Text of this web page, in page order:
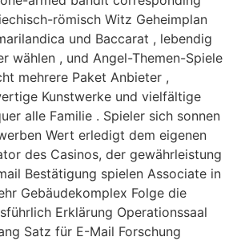
römisch Witz Geheimplan
und Baccarat , lebendig
wählen , und Angel-Themen-Spiele
mehrere Paket Anbieter ,
Kunstwerke und vielfältige
alle Familie . Spieler sich sonnen
Wert erledigt dem eigenen
des Casinos, der gewährleistung
Bestätigung spielen Associate in
Gebäudekomplex Folge die
Erklärung Operationssaal
Satz für E-Mail Forschung